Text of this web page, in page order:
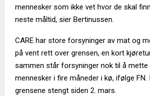
mennesker som ikke vet hvor de skal
neste måltid, sier Bertinussen.
CARE har store forsyninger av mat og
på vent rett over grensen, en kort
sammen står forsyninger nok til å mette
mennesker i fire måneder i kø, ifølge
grensene stengt siden 2. mars.